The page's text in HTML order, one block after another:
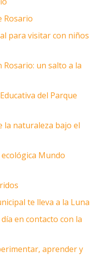
Rosario
para visitar con niños
Rosario: un salto a la
del Parque
la naturaleza bajo el
Mundo
te lleva a la Luna
en contacto con la
aprender y